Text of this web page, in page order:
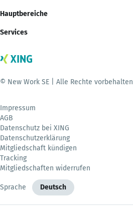
Hauptbereiche
Services
© New Work SE | Alle Rechte vorbehalten
Impressum
AGB
Datenschutz bei XING
Datenschutzerklärung
Mitgliedschaft kündigen
Tracking
Mitgliedschaften widerrufen
Sprache Deutsch